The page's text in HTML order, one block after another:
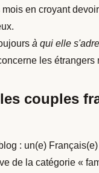
en croyant
à qui elle
les étrangers
couples
: un(e)
de la catégorie «